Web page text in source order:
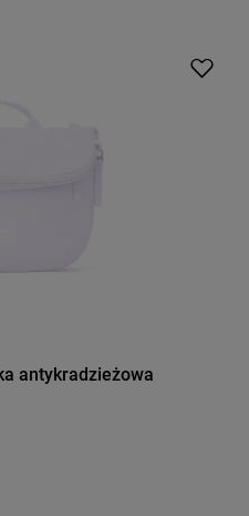
antykradzieżowa